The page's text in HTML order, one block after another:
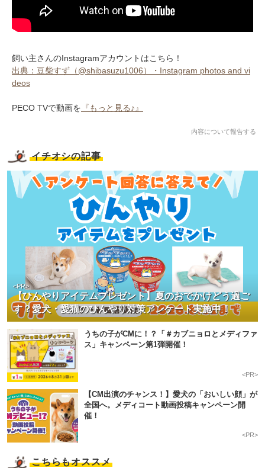
飼い主さんのInstagramアカウントはこちら！
出典：豆柴すず（@shibasuzu1006）・Instagram photos and vi
deos
PECO TVで動画を 『もっと見る♪』
内容について報告する
イチオシの記事
【ひんやりアイテムプレゼント】夏のおでかけどう過ご
す？愛犬・愛猫のひんやり対策アンケート実施中！
<PR>
うちの子がCMに！？「＃カブニョロとメディファ
ス」キャンペーン第1弾開催！
<PR>
【CM出演のチャンス！】愛犬の「おいしい顔」が
全国へ。メディコート動画投稿キャンペーン開
催！
<PR>
こちらもオススメ